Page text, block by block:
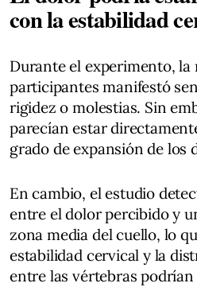
con la estabilidad
Durante el experimento, la
participantes manifestó
rigidez o molestias. Sin
parecían estar
grado de expansión de los
En cambio, el estudio
entre el dolor percibido y
zona media del cuello, lo
estabilidad cervical y la
entre las vértebras